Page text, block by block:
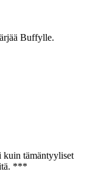
Buffylle.
kuin tämäntyyliset
***